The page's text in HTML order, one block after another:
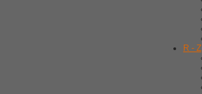
R - Z